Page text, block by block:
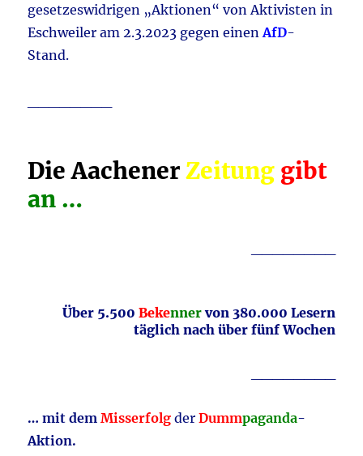
gesetzeswidrigen „Aktionen“ von Aktivisten in
Eschweiler am 2.3.2023 gegen einenAfD-
Stand.
Die AachenerZeitung gibt
an …
Über 5.500 Bekennervon 380.000 Lesern
täglich nach über fünf Wochen
… mit dem Misserfolg derDummpaganda-
Aktion.